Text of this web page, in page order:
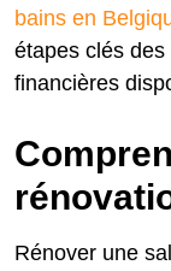
bains en
étapes clés
financières
Rénover une